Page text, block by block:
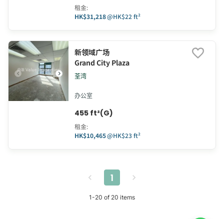
租金:
HK$31,218@HK$22 ft²
新领域广场
Grand City Plaza
荃湾
办公室
455 ft²(G)
租金:
HK$10,465@HK$23 ft²
1
1-20 of 20 items